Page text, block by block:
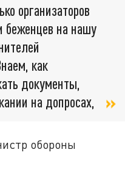
организаторов
беженцев на нашу
как
документы,
на допросах,
обороны